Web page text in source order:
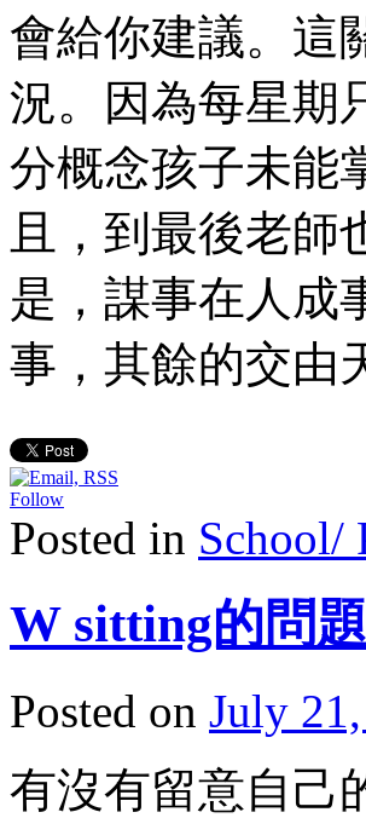
會給你建議。這
況。因為每星期
分概念孩子未能
且，到最後老師
是，謀事在人成
事，其餘的交由
Follow
Posted in School/
W sitting的問題
Posted on July
有沒有留意自己